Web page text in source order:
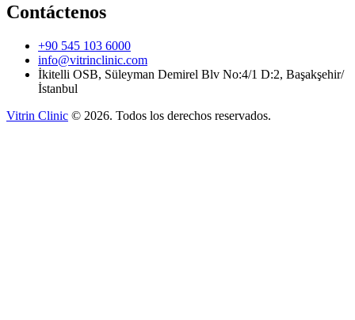
Contáctenos
+90 545 103 6000
info@vitrinclinic.com
İkitelli OSB, Süleyman Demirel Blv No:4/1 D:2, Başakşehir/
İstanbul
Vitrin Clinic © 2026. Todos los derechos reservados.